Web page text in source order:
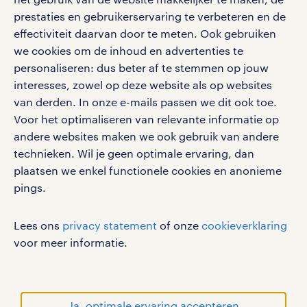
prestaties en gebruikerservaring te verbeteren en de
effectiviteit daarvan door te meten. Ook gebruiken
we cookies om de inhoud en advertenties te
personaliseren: dus beter af te stemmen op jouw
interesses, zowel op deze website als op websites
van derden. In onze e-mails passen we dit ook toe.
Voor het optimaliseren van relevante informatie op
andere websites maken we ook gebruik van andere
technieken. Wil je geen optimale ervaring, dan
plaatsen we enkel functionele cookies en anonieme
pings.
Lees ons privacy statement of onze cookieverklaring
voor meer informatie.
opgepakt worden? Dan doe je dat.
Zijn er problemen? Dan fix je deze.
De vraag is eerder, wat doet een
logistiek medewerker niet?
Lees hier alles over werken als
administratief medewerker.
chauffeur groot rijbewijs vacatures
in Houten
wordt een chauffeur met rijbewijs C
voertuigen. Als chauffeur groot
social media
Volg ons voor de leukste content omtrent
vacatures, solliciteren en inspiratie.
werken bij randstad
gebruikersvoorwaarden
privacystatement
cookies
handelsmerken van Randstad N.V.